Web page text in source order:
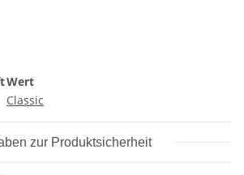
Wert
Classic
zur Produktsicherheit